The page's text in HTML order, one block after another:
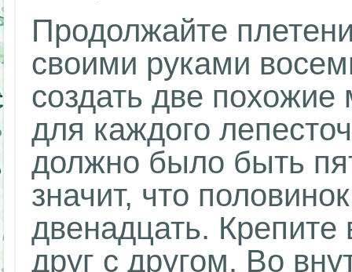
Продолжайте
своими руками
создать две
для каждого
должно было быть
значит, что
двенадцать. Крепите
друг с другом. Во